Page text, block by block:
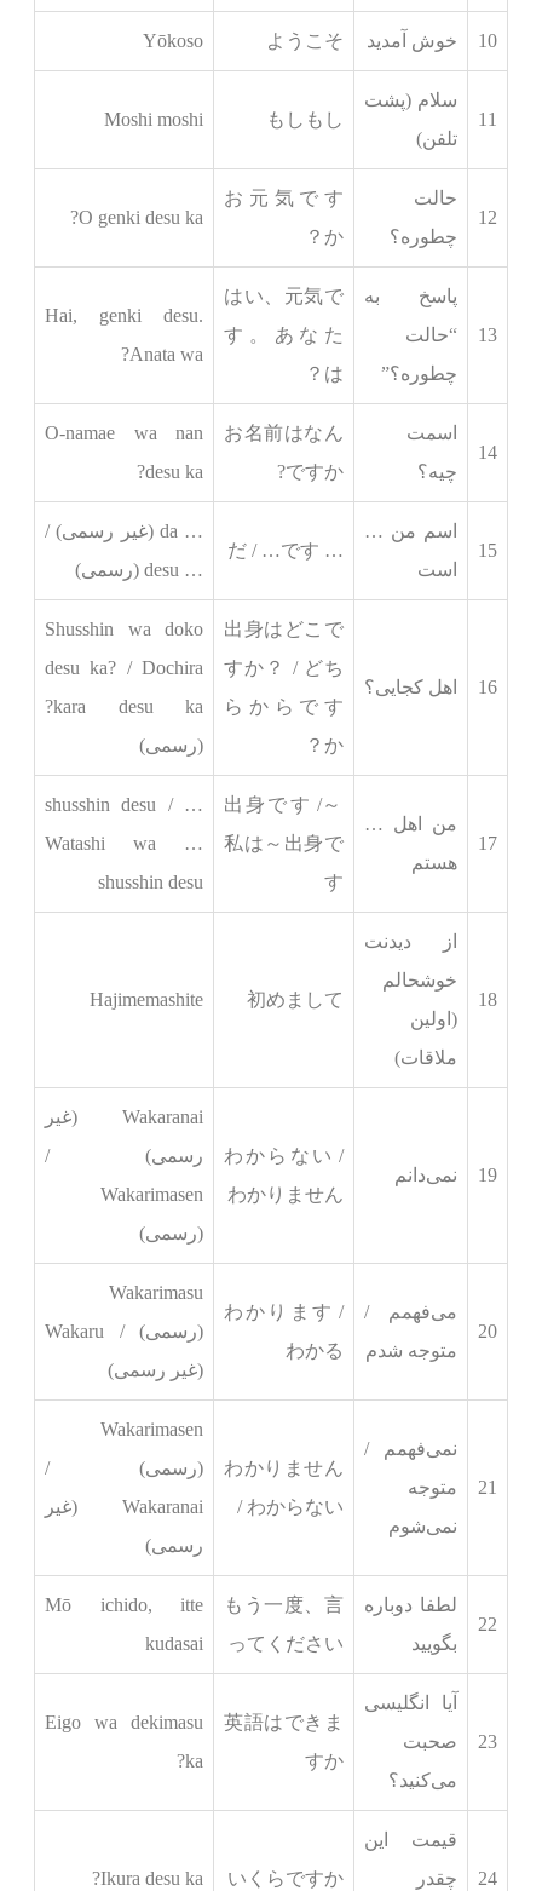
10 خوش آمدید ようこそ
Yōkoso
11
سلام (پشت
تلفن)
もしもし
Moshi moshi
12
حالت
چطوره؟
お元気です
か？
O genki desu ka?
13
پاسخ به
“حالت
چطوره؟”
はい、元気で
す。あなた
は？
Hai, genki desu.
Anata wa?
14
اسمت
چیه؟
お名前はなん
ですか?
O-namae wa nan
desu ka?
15
اسم من …
است
… だ / …です
… da (غیر رسمی) /
… desu (رسمی)
16 اهل کجایی؟
出身はどこで
すか？ / どち
らからです
か？
Shusshin wa doko
desu ka? / Dochira
kara desu ka?
(رسمی)
17
من اهل …
هستم
～出身です /
私は～出身で
す
… shusshin desu /
Watashi wa …
shusshin desu
18
از دیدنت
خوشحالم
(اولین
ملاقات)
初めまして
Hajimemashite
19 نمی‌دانم
わからない /
わかりません
Wakaranai (غیر
رسمی) /
Wakarimasen
(رسمی)
20
می‌فهمم /
متوجه شدم
わかります /
わかる
Wakarimasu
(رسمی) / Wakaru
(غیر رسمی)
21
نمی‌فهمم /
متوجه
نمی‌شوم
わかりません
/ わからない
Wakarimasen
(رسمی) /
Wakaranai (غیر
رسمی)
22
لطفا دوباره
بگویید
もう一度、言
ってください
Mō ichido, itte
kudasai
23
آیا انگلیسی
صحبت
می‌کنید؟
英語はできま
すか
Eigo wa dekimasu
ka?
24
قیمت این
چقدر
いくらですか
Ikura desu ka?